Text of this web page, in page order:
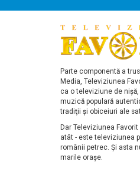
Parte componentă a
Media, Televiziunea
ca o televiziune de
muzică populară
tradiţii şi obiceiuri ale
Dar Televiziunea
atât - este televiziunea
românii petrec. Şi asta
marile oraşe.